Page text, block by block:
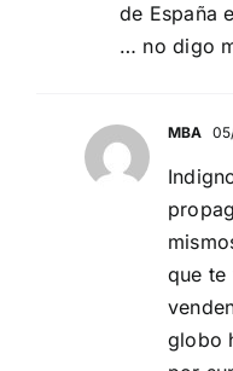
de España
… no digo
MBA
que te
globo